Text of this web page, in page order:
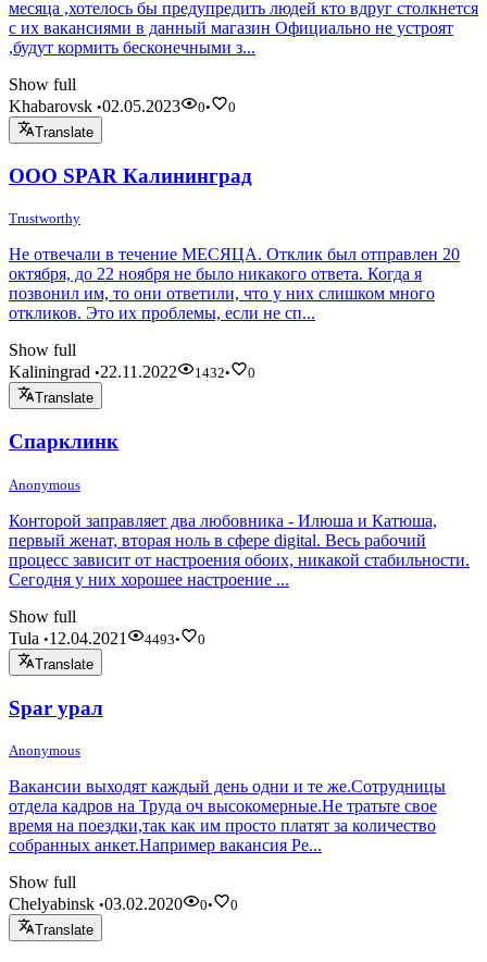
месяца ,хотелось бы предупредить людей кто вдруг столкнется
с их вакансиями в данный магазин Официально не устроят
,будут кормить бесконечными з...
Show full
Khabarovsk •02.05.2023 0•
0
Translate
ООО SPAR Калининград
Trustworthy
Не отвечали в течение МЕСЯЦА. Отклик был отправлен 20
октября, до 22 ноября не было никакого ответа. Когда я
позвонил им, то они ответили, что у них слишком много
откликов. Это их проблемы, если не сп...
Show full
Kaliningrad •22.11.2022 1432•
0
Translate
Спарклинк
Anonymous
Конторой заправляет два любовника - Илюша и Катюша,
первый женат, вторая ноль в сфере digital. Весь рабочий
процесс зависит от настроения обоих, никакой стабильности.
Сегодня у них хорошее настроение ...
Show full
Tula •12.04.2021 4493•
0
Translate
Spar урал
Anonymous
Вакансии выходят каждый день одни и те же.Сотрудницы
отдела кадров на Труда оч высокомерные.Не тратьте свое
время на поездки,так как им просто платят за количество
собранных анкет.Например вакансия Ре...
Show full
Chelyabinsk •03.02.2020 0•
0
Translate